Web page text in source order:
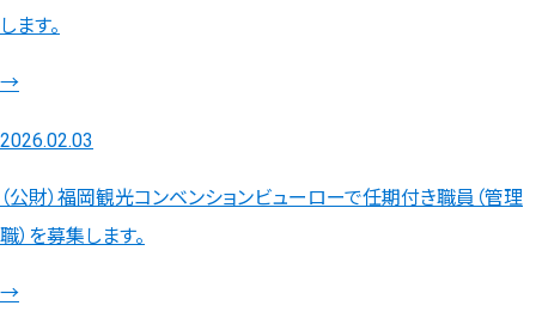
します。
→
2026.02.03
（公財）福岡観光コンベンションビューローで任期付き職員（管理
職）を募集します。
→